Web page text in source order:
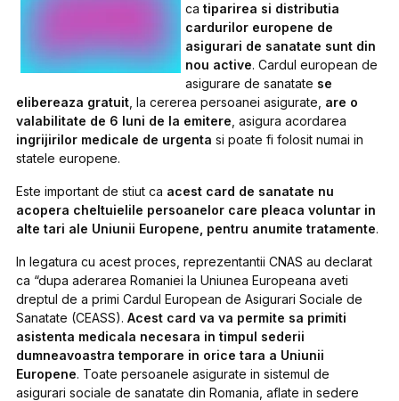
catiparirea si distributia
cardurilor europene de
asigurari de sanatate sunt din
nou active. Cardul european de
asigurare de sanatate se
elibereaza gratuit , la cererea persoanei asigurate, are o
valabilitate de 6 luni de la emitere , asigura acordarea
ingrijirilor medicale de urgenta si poate fi folosit numai in
statele europene.
Este important de stiut ca acest card de sanatate nu
acopera cheltuielile persoanelor care pleaca voluntar in
alte tari ale Uniunii Europene, pentru anumite tratamente.
In legatura cu acest proces, reprezentantii CNAS au declarat
ca “dupa aderarea Romaniei la Uniunea Europeana aveti
dreptul de a primi Cardul European de Asigurari Sociale de
Sanatate (CEASS).Acest card va va permite sa primiti
asistenta medicala necesara in timpul sederii
dumneavoastra temporare in orice tara a Uniunii
Europene. Toate persoanele asigurate in sistemul de
asigurari sociale de sanatate din Romania, aflate in sedere